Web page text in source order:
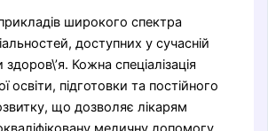
широкого спектра
доступних у сучасній
Кожна спеціалізація
освіти, підготовки та постійного
що дозволяє лікарям